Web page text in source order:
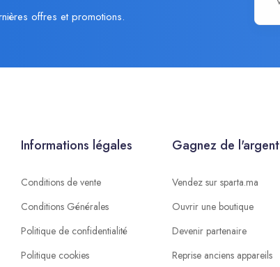
offres et promotions.
Informations légales
Conditions de vente
Conditions Générales
Politique de confidentialité
Politique cookies
Gagnez de l'argent
Vendez sur sparta.ma
Ouvrir une boutique
Devenir partenaire
Reprise anciens appareils